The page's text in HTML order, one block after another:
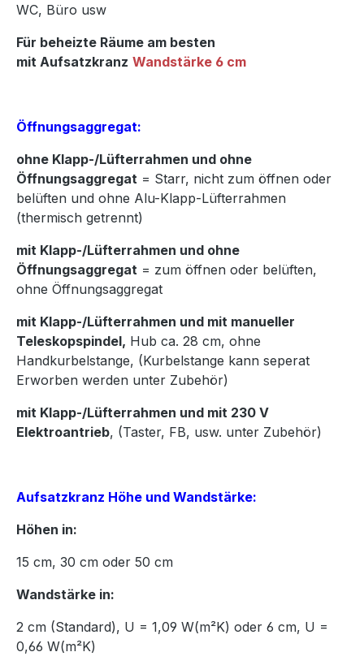
WC, Büro usw
Für beheizte Räume am besten
mit Aufsatzkranz Wandstärke 6 cm
Öffnungsaggregat:
ohne Klapp-/Lüfterrahmen und ohne
Öffnungsaggregat = Starr, nicht zum öffnen oder
belüften und ohne Alu-Klapp-Lüfterrahmen
(thermisch getrennt)
mit Klapp-/Lüfterrahmen und ohne
Öffnungsaggregat = zum öffnen oder belüften,
ohne Öffnungsaggregat
mit Klapp-/Lüfterrahmen und mit manueller
Teleskopspindel, Hub ca. 28 cm, ohne
Handkurbelstange, (Kurbelstange kann seperat
Erworben werden unter Zubehör)
mit Klapp-/Lüfterrahmen und mit 230 V
Elektroantrieb, (Taster, FB, usw. unter Zubehör)
Aufsatzkranz Höhe und Wandstärke:
Höhen in:
15 cm, 30 cm oder 50 cm
Wandstärke in:
2 cm (Standard), U = 1,09 W(m²K) oder 6 cm, U =
0,66 W(m²K)